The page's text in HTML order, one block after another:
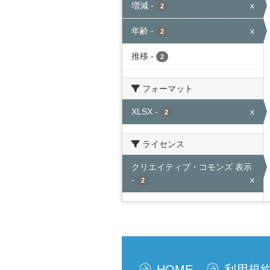
増減 - 2 x
年齢 - 2 x
推移 - 2
フォーマット
XLSX - 2 x
ライセンス
クリエイティブ・コモンズ 表示
-
2 x